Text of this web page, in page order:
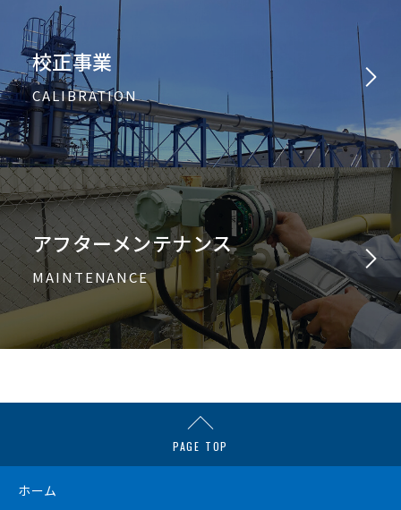
校正事業
CALIBRATION
アフターメンテナンス
MAINTENANCE
PAGE TOP
ホーム